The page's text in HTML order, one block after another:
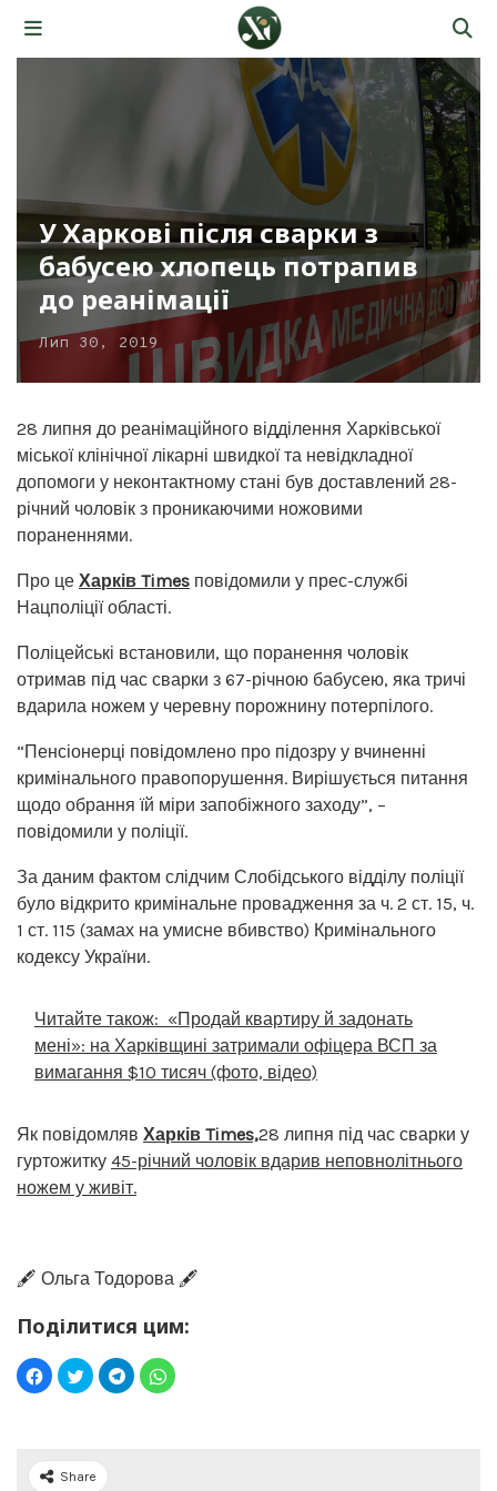
У Харкові після сварки з
бабусею хлопець потрапив
до реанімації
Лип 30, 2019
28 липня до реанімаційного відділення Харківської
міської клінічної лікарні швидкої та невідкладної
допомоги у неконтактному стані був доставлений 28-
річний чоловік з проникаючими ножовими
пораненнями.
Про це Харків Times повідомили у прес-службі
Нацполіції області.
Поліцейські встановили, що поранення чоловік
отримав під час сварки з 67-річною бабусею, яка тричі
вдарила ножем у черевну порожнину потерпілого.
“Пенсіонерці повідомлено про підозру у вчиненні
кримінального правопорушення. Вирішується питання
щодо обрання їй міри запобіжного заходу”, –
повідомили у поліції.
За даним фактом слідчим Слобідського відділу поліції
було відкрито кримінальне провадження за ч. 2 ст. 15, ч.
1 ст. 115 (замах на умисне вбивство) Кримінального
кодексу України.
Читайте також: «Продай квартиру й задонать
мені»: на Харківщині затримали офіцера ВСП за
вимагання $10 тисяч (фото, відео)
Як повідомляв Харків Times,28 липня під час сварки у
гуртожитку 45-річний чоловік вдарив неповнолітнього
ножем у живіт.
🖋️ Ольга Тодорова 🖋️
Поділитися цим:
Share